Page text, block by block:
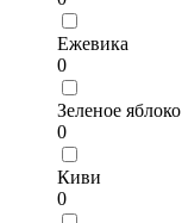
Ежевика
0
Зеленое яблоко
0
Киви
0